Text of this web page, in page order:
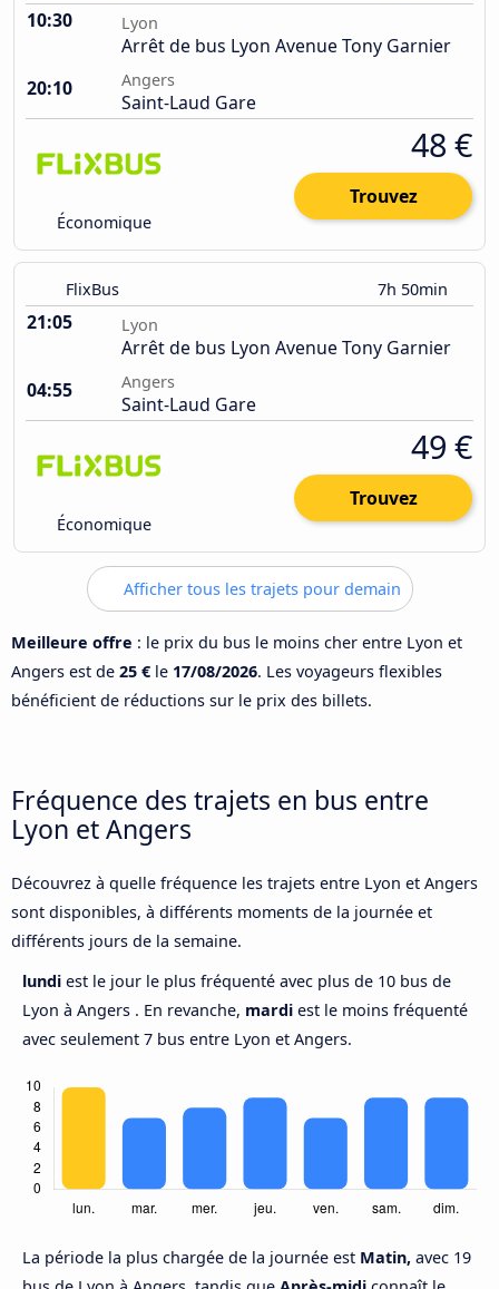
10:30 Lyon
Arrêt de bus Lyon Avenue Tony Garnier
20:10
Angers
Saint-Laud Gare
Économique
48 €
Trouvez
FlixBus 7h 50min
21:05 Lyon
Arrêt de bus Lyon Avenue Tony Garnier
04:55
Angers
Saint-Laud Gare
Économique
49 €
Trouvez
Afficher tous les trajets pour demain
Meilleure offre : le prix du bus le moins cher entre Lyon et
Angers est de 25 € le 17/08/2026. Les voyageurs flexibles
bénéficient de réductions sur le prix des billets.
Fréquence des trajets en bus entre
Lyon et Angers
Découvrez à quelle fréquence les trajets entre Lyon et Angers
sont disponibles, à différents moments de la journée et
différents jours de la semaine.
lundi est le jour le plus fréquenté avec plus de 10 bus de
Lyon à Angers . En revanche, mardi est le moins fréquenté
avec seulement 7 bus entre Lyon et Angers.
La période la plus chargée de la journée est Matin, avec 19